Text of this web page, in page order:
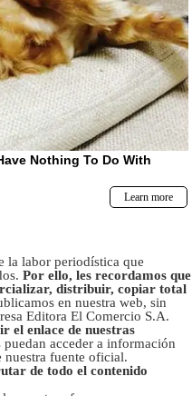
la labor periodística que
Por ello, les recordamos que
distribuir, copiar total
en nuestra web, sin
Editora El Comercio S.A.
el enlace de nuestras
puedan acceder a información
nuestra fuente oficial.
de todo el contenido